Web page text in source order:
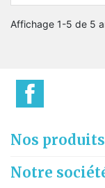
Affichage 1-5 de 5
Nos produits
Notre